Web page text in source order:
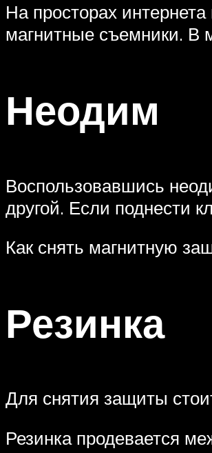
На просторах
магнитные съемники. В
Неодим
Воспользовавшись
другой. Если поднести
Как снять магнитную
Резинка
Для снятия защиты
Резинка продевается